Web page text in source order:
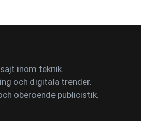
inom teknik.
och digitala trender.
oberoende publicistik.